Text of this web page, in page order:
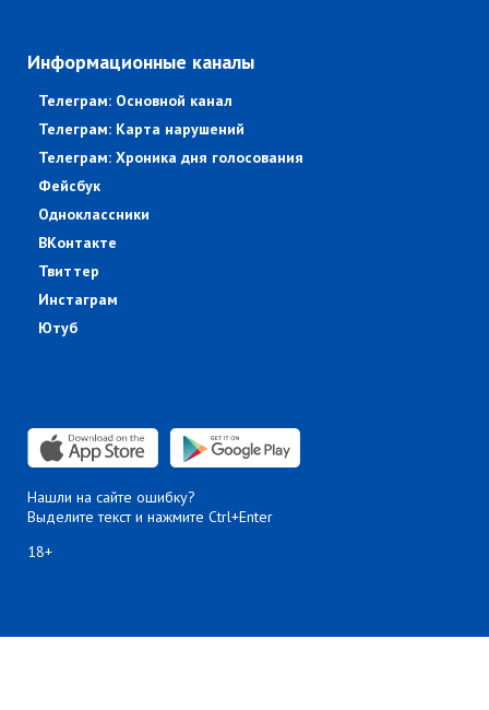
Информационные каналы
Телеграм: Основной канал
Телеграм: Карта нарушений
Телеграм: Хроника дня голосования
Фейсбук
Одноклассники
ВКонтакте
Твиттер
Инстаграм
Ютуб
Нашли на сайте ошибку?
Выделите текст и нажмите Ctrl+Enter
18+